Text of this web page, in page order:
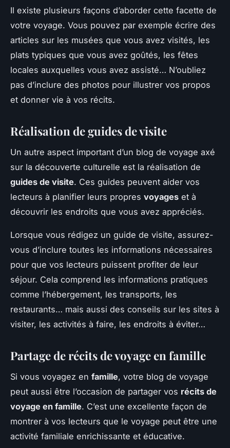
Il existe plusieurs façons d’aborder cette facette de
votre voyage. Vous pouvez par exemple écrire des
articles sur les musées que vous avez visités, les
plats typiques que vous avez goûtés, les fêtes
locales auxquelles vous avez assisté… N’oubliez
pas d’inclure des photos pour illustrer vos propos
et donner vie à vos récits.
Réalisation de guides de visite
Un autre aspect important d’un blog de voyage axé
sur la découverte culturelle est la réalisation de
guides de visite. Ces guides peuvent aider vos
lecteurs à planifier leurs propres voyages et à
découvrir les endroits que vous avez appréciés.
Lorsque vous rédigez un guide de visite, assurez-
vous d’inclure toutes les informations nécessaires
pour que vos lecteurs puissent profiter de leur
séjour. Cela comprend les informations pratiques
comme l’hébergement, les transports, les
restaurants… mais aussi des conseils sur les sites à
visiter, les activités à faire, les endroits à éviter…
Partage de récits de voyage en famille
Si vous voyagez en famille, votre blog de voyage
peut aussi être l’occasion de partager vos récits de
voyage en famille. C’est une excellente façon de
montrer à vos lecteurs que le voyage peut être une
activité familiale enrichissante et éducative.